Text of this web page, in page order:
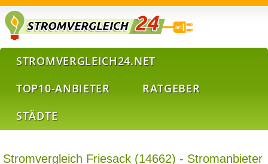
STROMVERGLEICH24.NET
TOP10-ANBIETER
RATGEBER
STÄDTE
Stromvergleich Friesack (14662) - Stromanbieter